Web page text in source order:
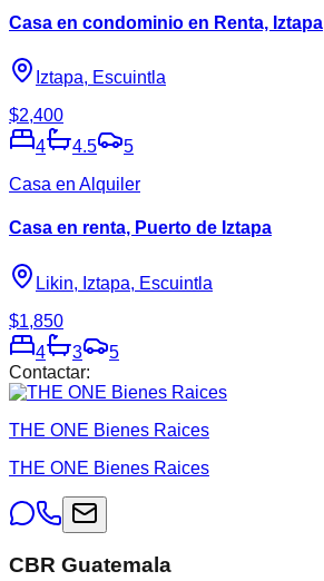
Casa en condominio en Renta, Iztapa
Iztapa, Escuintla
$2,400
4
4.5
5
Casa en Alquiler
Casa en renta, Puerto de Iztapa
Likin, Iztapa, Escuintla
$1,850
4
3
5
Contactar:
THE ONE Bienes Raices
THE ONE Bienes Raices
CBR Guatemala